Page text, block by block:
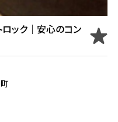
ック｜安心のコン